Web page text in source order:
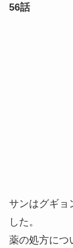
56話
サンはグギョ
した。
薬の処方につ